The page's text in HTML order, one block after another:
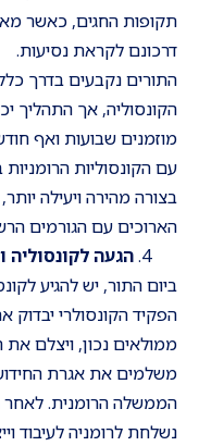
תקופות החגים, כאשר
דרכונם לקראת נסיעות.
התורים נקבעים בדרך
הקונסוליה, אך התהליך
מוזמנים שבועות ואף
עם הקונסוליות
בצורה מהירה ויעילה
הארוכים עם הגורמים
הגעה
ביום התור, יש להגיע
הפקיד הקונסולרי
ממולאים נכון, ויצלם
משלמים את אגרת
הממשלה הרומנית.
נשלחת לרומניה לעיבוד